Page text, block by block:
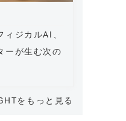
ィジカルAI、
ーが生む次の
をもっと見る